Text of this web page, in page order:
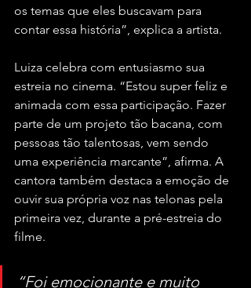
os temas que eles buscavam para
contar essa história”, explica a artista.
Luiza celebra com entusiasmo sua
estreia no cinema. “Estou super feliz e
animada com essa participação. Fazer
parte de um projeto tão bacana, com
pessoas tão talentosas, vem sendo
uma experiência marcante”, afirma. A
cantora também destaca a emoção de
ouvir sua própria voz nas telonas pela
primeira vez, durante a pré-estreia do
filme.
“Foi emocionante e muito